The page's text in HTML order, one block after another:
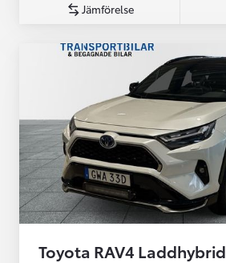
Jämförelse
Toyota RAV4 Laddhybrid